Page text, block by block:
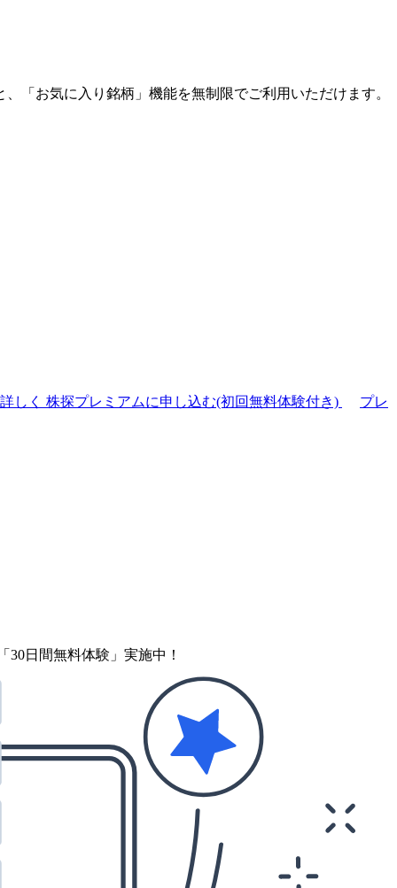
「お気に入り銘柄」機能を無制限でご利用いただけます。
しく 株探プレミアムに申し込む(初回無料体験付き)
プレ
日間無料体験」実施中！